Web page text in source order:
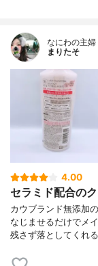
なにわの主婦
まりたそ
4.00
セラミド配合の
カウブランド無添加
なじませるだけでメ
残さず落としてくれ